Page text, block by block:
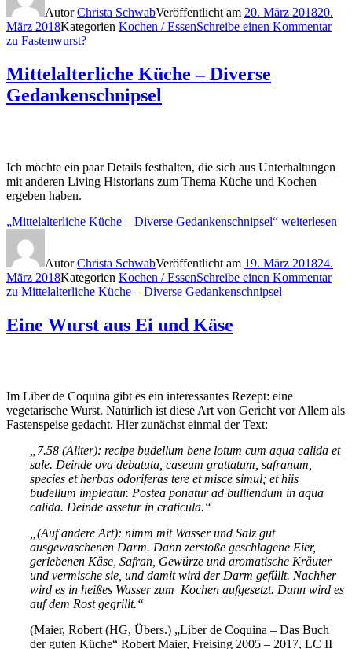
AutorChrista SchwabVeröffentlicht am 20. März 201820.
März 2018Kategorien Kochen / EssenSchreibe einen Kommentar
zu Fastenwurst?
Mittelalterliche Küche – Diverse
Gedankenschnipsel
Ich möchte ein paar Details festhalten, die sich aus Unterhaltungen
mit anderen Living Historians zum Thema Küche und Kochen
ergeben haben.
„Mittelalterliche Küche – Diverse Gedankenschnipsel“ weiterlesen
AutorChrista SchwabVeröffentlicht am 19. März 201824.
März 2018Kategorien Kochen / EssenSchreibe einen Kommentar
zu Mittelalterliche Küche – Diverse Gedankenschnipsel
Eine Wurst aus Ei und Käse
Im Liber de Coquina gibt es ein interessantes Rezept: eine
vegetarische Wurst. Natürlich ist diese Art von Gericht vor Allem als
Fastenspeise gedacht. Hier zunächst einmal der Text:
„7.58 (Aliter): recipe budellum bene lotum cum aqua calida et
sale. Deinde ova debatuta, caseum grattatum, safranum,
species et herbas odoriferas tere et misce simul; et hiis
budellum impleatur. Postea ponatur ad bulliendum in aqua
calida. Deinde assetur in craticula.“
„(Auf andere Art): nimm mit Wasser und Salz gut
ausgewaschenen Darm. Dann zerstoße geschlagene Eier,
geriebenen Käse, Safran, Gewürze und aromatische Kräuter
und vermische sie, und damit wird der Darm gefüllt. Nachher
wird es in heißes Wasser zum Kochen aufgesetzt. Dann wird es
auf dem Rost gegrillt.“
(Maier, Robert (HG, Übers.) „Liber de Coquina – Das Buch
der guten Küche“ Robert Maier, Freising 2005 – 2017, LC II